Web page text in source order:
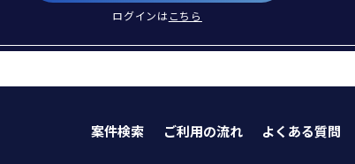
ログインはこちら
案件検索 ご利用の流れ よくある質問